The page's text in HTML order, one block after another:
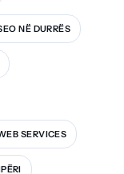
NË DURRËS
SERVICES